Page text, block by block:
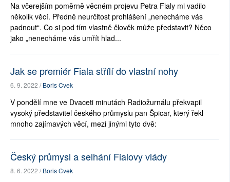
Na včerejším poměrně věcném projevu Petra Fialy mi vadilo
několik věcí. Předně neurčitost prohlášení „nenecháme vás
padnout“. Co si pod tím vlastně člověk může představit? Něco
jako „nenecháme vás umřít hlad...
Jak se premiér Fiala střílí do vlastní nohy
6. 9. 2022 /Boris Cvek
V pondělí mne ve Dvaceti minutách Radiožurnálu překvapil
vysoký představitel českého průmyslu pan Špicar, který řekl
mnoho zajímavých věcí, mezi jinými tyto dvě:
Český průmysl a selhání Fialovy vlády
8. 6. 2022 /Boris Cvek